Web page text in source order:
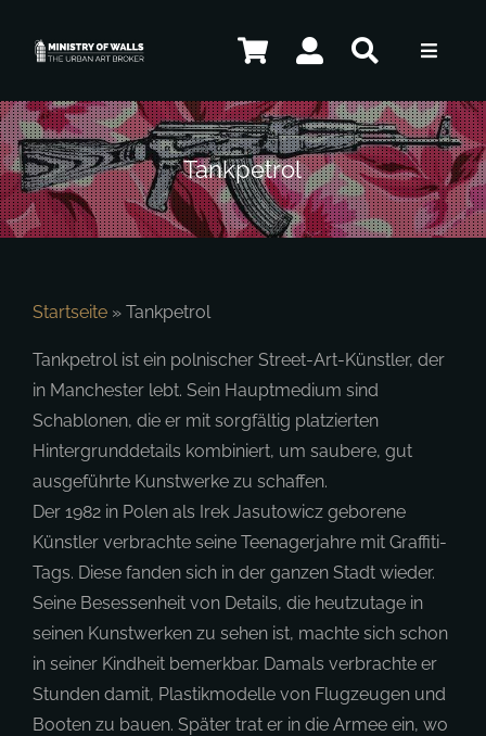
Inhalt
Toggle
Künstler
Kunstwerke
Souvenirs
Kontakt
DE
Tankpetrol
Startseite » Tankpetrol
Tankpetrol ist ein polnischer Street-Art-Künstler, der
in Manchester lebt. Sein Hauptmedium sind
Schablonen, die er mit sorgfältig platzierten
Hintergrunddetails kombiniert, um saubere, gut
ausgeführte Kunstwerke zu schaffen.
Der 1982 in Polen als Irek Jasutowicz geborene
Künstler verbrachte seine Teenagerjahre mit Graffiti-
Tags. Diese fanden sich in der ganzen Stadt wieder.
Seine Besessenheit von Details, die heutzutage in
seinen Kunstwerken zu sehen ist, machte sich schon
in seiner Kindheit bemerkbar. Damals verbrachte er
Stunden damit, Plastikmodelle von Flugzeugen und
Booten zu bauen. Später trat er in die Armee ein, wo